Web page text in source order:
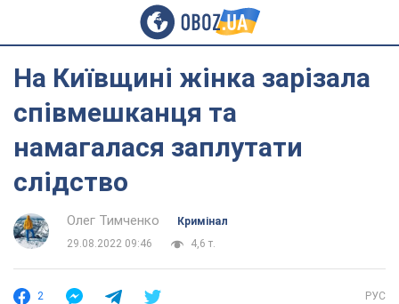
На Київщині жінка зарізала
співмешканця та
намагалася заплутати
слідство
Олег Тимченко
Кримінал
29.08.2022 09:46
4,6 т.
2 РУС